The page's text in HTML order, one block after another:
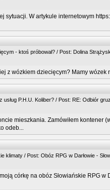
sytuacji. W artykule internetowym
- ktoś próbował? / Post: Dolina
z wózkiem dziecięcym? Mamy
P.H.U. Koliber? / Post: RE: Odbiór
mieszkania. Zamówiłem
odeb...
klimaty / Post: Obóz RPG w Darłowie -
córkę na obóz Słowiańskie RPG